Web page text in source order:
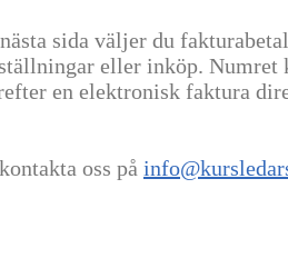
sida väljer du
eller inköp.
en elektronisk faktura
oss på